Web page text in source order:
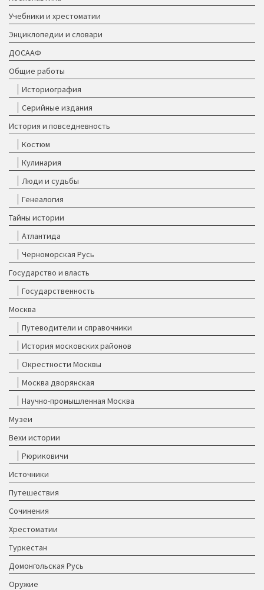
Учебники и хрестоматии
Энциклопедии и словари
ДОСААФ
Общие работы
Историография
Серийные издания
История и повседневность
Костюм
Кулинария
Люди и судьбы
Генеалогия
Тайны истории
Атлантида
Черноморская Русь
Государство и власть
Государственность
Москва
Путеводители и справочники
История московских районов
Окрестности Москвы
Москва дворянская
Научно-промышленная Москва
Музеи
Вехи истории
Рюриковичи
Источники
Путешествия
Сочинения
Хрестоматии
Туркестан
Домонгольская Русь
Оружие